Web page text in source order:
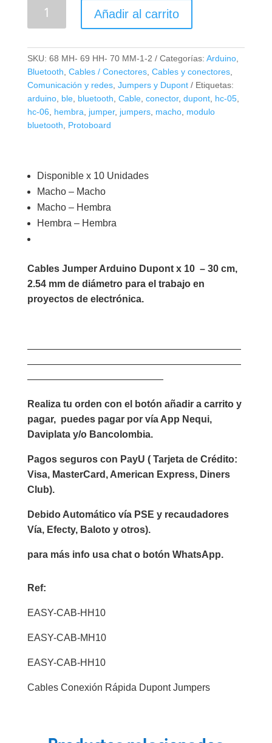
Cable
X
10
Unidades
(10cm)
cantidad
Añadir al carrito
SKU: 68 MH- 69 HH- 70 MM-1-2 Categorías: Arduino,
Bluetooth Cables / Conectores, Cables y conectores,
Comunicación y redes, Jumpers y Dupont
Etiquetas:
arduino, ble, bluetooth Cable, conector, dupont, hc-05,
hc-06
hembra jumper, jumpers, macho, modulo
bluetooth
Protoboard
Disponible x 10 Unidades
Macho – Macho
Macho – Hembra
Hembra – Hembra
Cables Jumper Arduino Dupont x 10 – 30 cm,
2.54 mm de diámetro para el trabajo en
proyectos de electrónica.
——————————————————————
——————————————————————
——————————————
Realiza tu orden con el botón añadir a carrito y
pagar, puedes pagar por vía App Nequi,
Daviplata y/o Bancolombia.
Pagos seguros con PayU ( Tarjeta de Crédito:
Visa, MasterCard, American Express, Diners
Club).
Debido Automático vía PSE y recaudadores
Vía, Efecty, Baloto y otros).
para más info usa chat o botón WhatsApp.
Ref:
EASY-CAB-HH10
EASY-CAB-MH10
EASY-CAB-HH10
Cables Conexión Rápida Dupont Jumpers